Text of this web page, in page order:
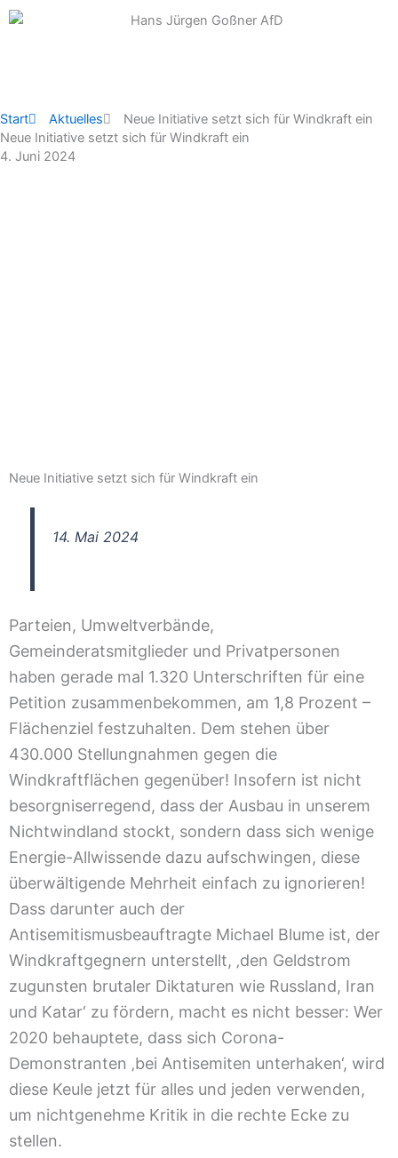
Zum
Start Aktuelles
Neue Initiative setzt sich für Windkraft ein
Neue Initiative setzt sich für Windkraft ein
4. Juni 2024
Neue Initiative setzt sich für Windkraft ein
14. Mai 2024
Parteien, Umweltverbände,
Gemeinderatsmitglieder und Privatpersonen
haben gerade mal 1.320 Unterschriften für eine
Petition zusammenbekommen, am 1,8 Prozent –
Flächenziel festzuhalten. Dem stehen über
430.000 Stellungnahmen gegen die
Windkraftflächen gegenüber! Insofern ist nicht
besorgniserregend, dass der Ausbau in unserem
Nichtwindland stockt, sondern dass sich wenige
Energie-Allwissende dazu aufschwingen, diese
überwältigende Mehrheit einfach zu ignorieren!
Dass darunter auch der
Antisemitismusbeauftragte Michael Blume ist, der
Windkraftgegnern unterstellt, ‚den Geldstrom
zugunsten brutaler Diktaturen wie Russland, Iran
und Katar‘ zu fördern, macht es nicht besser: Wer
2020 behauptete, dass sich Corona-
Demonstranten ‚bei Antisemiten unterhaken‘, wird
diese Keule jetzt für alles und jeden verwenden,
um nichtgenehme Kritik in die rechte Ecke zu
stellen.